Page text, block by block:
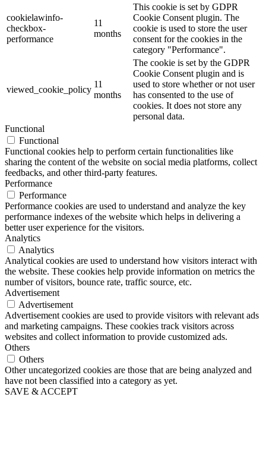
cookielawinfo-
checkbox-
performance
11
months
This cookie is set by GDPR
Cookie Consent plugin. The
cookie is used to store the user
consent for the cookies in the
category "Performance".
viewed_cookie_policy
11
months
The cookie is set by the GDPR
Cookie Consent plugin and is
used to store whether or not user
has consented to the use of
cookies. It does not store any
personal data.
Functional
Functional
Functional cookies help to perform certain functionalities like
sharing the content of the website on social media platforms, collect
feedbacks, and other third-party features.
Performance
Performance
Performance cookies are used to understand and analyze the key
performance indexes of the website which helps in delivering a
better user experience for the visitors.
Analytics
Analytics
Analytical cookies are used to understand how visitors interact with
the website. These cookies help provide information on metrics the
number of visitors, bounce rate, traffic source, etc.
Advertisement
Advertisement
Advertisement cookies are used to provide visitors with relevant ads
and marketing campaigns. These cookies track visitors across
websites and collect information to provide customized ads.
Others
Others
Other uncategorized cookies are those that are being analyzed and
have not been classified into a category as yet.
SAVE & ACCEPT